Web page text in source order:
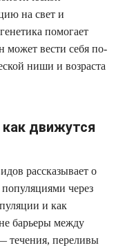
на свет и
помогает
может вести себя по-
ниши и возраста
как движутся
рассказывает о
через
и как
барьеры между
течения, переливы